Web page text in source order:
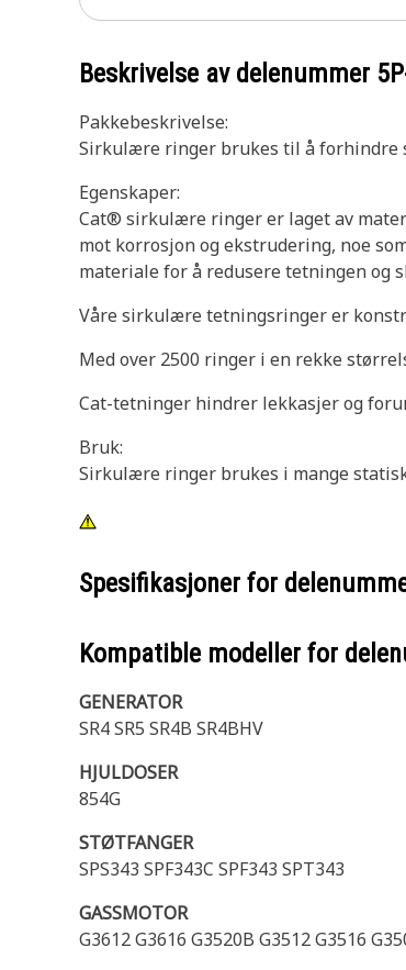
Beskrivelse av delenummer
Pakkebeskrivelse:
Sirkulære ringer brukes til å forhindre
Egenskaper:
Cat® sirkulære ringer er laget av
mot korrosjon og ekstrudering, noe
materiale for å redusere tetningen
Våre sirkulære tetningsringer er
Med over 2500 ringer i en rekke
Cat-tetninger hindrer lekkasjer og
Bruk:
Sirkulære ringer brukes i mange
Spesifikasjoner for
Kompatible modeller for
GENERATOR
SR4 SR5 SR4B SR4BHV
HJULDOSER
854G
STØTFANGER
SPS343 SPF343C SPF343 SPT343
GASSMOTOR
G3612 G3616 G3520B G3512 G3516